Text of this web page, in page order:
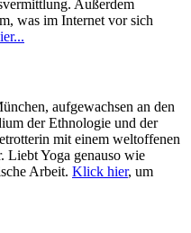
Außerdem
was im Internet vor sich
aufgewachsen an den
der Ethnologie und der
mit einem weltoffenen
Liebt Yoga genauso wie
Arbeit. Klick hier, um